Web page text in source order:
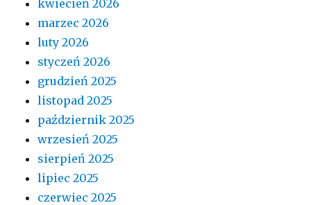
kwiecień 2026
marzec 2026
luty 2026
styczeń 2026
grudzień 2025
listopad 2025
październik 2025
wrzesień 2025
sierpień 2025
lipiec 2025
czerwiec 2025